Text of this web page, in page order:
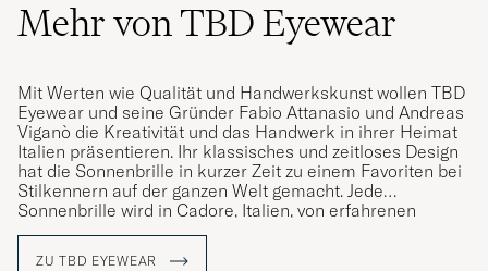
Mehr von TBD Eyewear
Mit Werten wie Qualität und Handwerkskunst wollen TBD
Eyewear und seine Gründer Fabio Attanasio und Andreas
Viganò die Kreativität und das Handwerk in ihrer Heimat
Italien präsentieren. Ihr klassisches und zeitloses Design
hat die Sonnenbrille in kurzer Zeit zu einem Favoriten bei
Stilkennern auf der ganzen Welt gemacht. Jede
Sonnenbrille wird in Cadore, Italien, von erfahrenen
Fachleuten, die über unzählige Jahre Erfahrung in der
ZU TBD EYEWEAR